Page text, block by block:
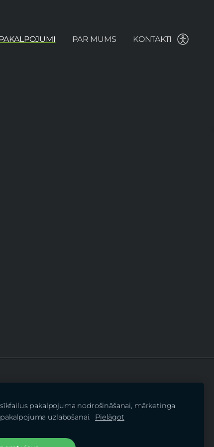
PAR MUMS KONTAKTI
fonds”
pakalpojuma nodrošināšanai, mārketinga
uzlabošanai.
Pielāgot